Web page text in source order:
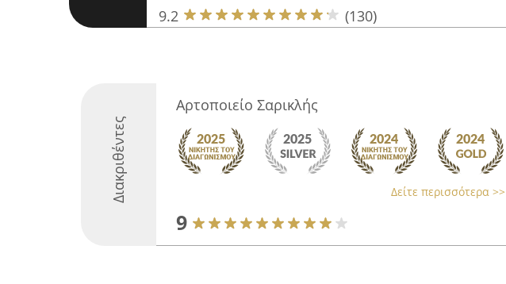
9.2 (130)
Διακριθέντες
Αρτοποιείο Σαρικλής
Δείτε περισσότερα >>
9